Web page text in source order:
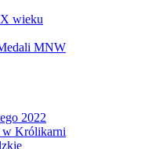
wieku
MNW
2022
w Królikarni